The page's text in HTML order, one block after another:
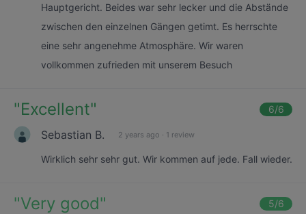
Hauptgericht. Beides war sehr lecker und die Abstände
zwischen den einzelnen Gängen getimt. Es herrschte
eine sehr angenehme Atmosphäre. Wir waren
vollkommen zufrieden mit unserem Besuch
"Excellent" 6/6
Sebastian B. 2 years ago · 1 review
Wirklich sehr sehr gut. Wir kommen auf jede. Fall wieder.
"Very good" 5/6